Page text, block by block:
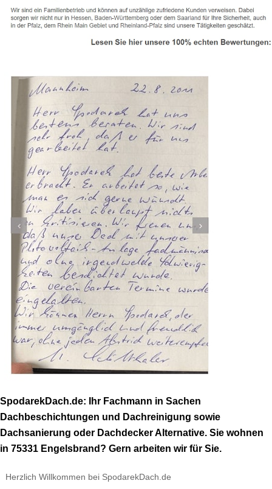
SpodarekDach.de: Ihr Fachmann in Sachen
Dachbeschichtungen und Dachreinigung sowie
Dachsanierung oder Dachdecker Alternative. Sie wohnen
in 75331 Engelsbrand? Gern arbeiten wir für Sie.
Herzlich Willkommen bei SpodarekDach.de